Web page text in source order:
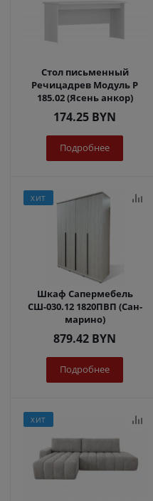
Стол письменный
Речицадрев Модуль Р
185.02 (Ясень анкор)
174.25 BYN
Подробнее
ХИТ
Шкаф Сапермебель
СШ-030.12 1820ПВП (Сан-
марино)
879.42 BYN
Подробнее
ХИТ